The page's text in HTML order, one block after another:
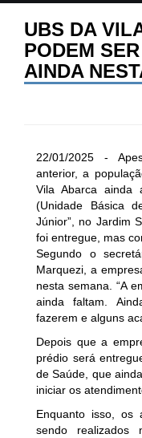
UBS DA
PODEM
AINDA
22/01/2025 -
anterior, a
Vila Abarca ainda
(Unidade Básica
Júnior”, no Jardim
foi entregue, mas
Segundo o
Marquezi, a
nesta semana. “A
ainda faltam.
fazerem e alguns
Depois que a
prédio será
de Saúde, que
iniciar os
Enquanto isso, os
sendo realizados